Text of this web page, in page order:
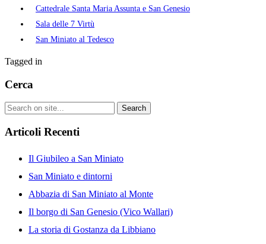
Cattedrale Santa Maria Assunta e San Genesio
Sala delle 7 Virtù
San Miniato al Tedesco
Tagged in
Cerca
Articoli Recenti
Il Giubileo a San Miniato
San Miniato e dintorni
Abbazia di San Miniato al Monte
Il borgo di San Genesio (Vico Wallari)
La storia di Gostanza da Libbiano